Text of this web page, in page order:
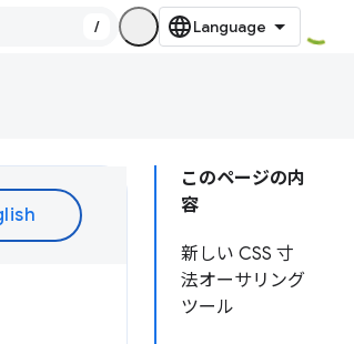
/
このページの内
容
新しい CSS 寸
法オーサリング
ツール